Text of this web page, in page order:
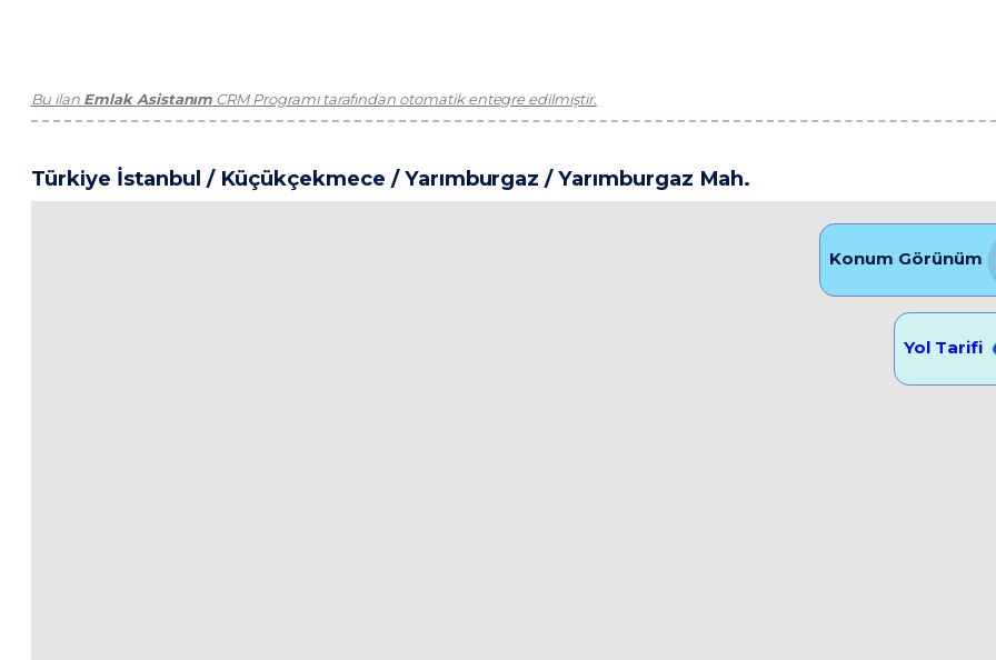
Bu ilan Emlak Asistanım CRM Programı tarafından otomatik entegre edilmiştir.
Türkiye İstanbul / Küçükçekmece / Yarımburgaz / Yarımburgaz Mah.
Konum Görünüm
Yol Tarifi